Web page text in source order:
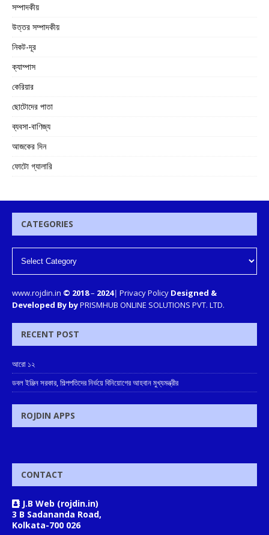
সম্পাদকীয়
উত্তর সম্পাদকীয়
নিকট-দূর
ক্যাম্পাস
কেরিয়ার
ছোটোদের পাতা
ব্যবসা-বাণিজ্য
আজকের দিন
ফোটো গ্যালারি
CATEGORIES
www.rojdin.in © 2018– 2024| Privacy Policy Designed &
Developed By byPRISMHUB ONLINE SOLUTIONS PVT. LTD.
RECENT POST
আরো ১২
ডবল ইঞ্জিন সরকার, শিল্পপতিদের নির্ভয়ে বিনিয়োগের আহবান মুখ্যমন্ত্রীর
ROJDIN APPS
CONTACT
J.B Web (rojdin.in)
3 B Sadananda Road,
Kolkata-700 026